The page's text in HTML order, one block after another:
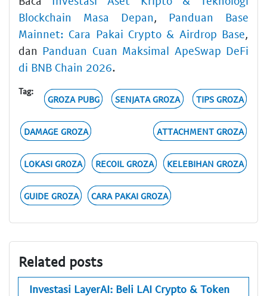
Blockchain Masa Depan, Panduan Base
Mainnet: Cara Pakai Crypto & Airdrop Base,
dan Panduan Cuan Maksimal ApeSwap DeFi
di BNB Chain 2026.
Tag:
GROZA PUBG SENJATA GROZA TIPS GROZA
DAMAGE GROZA ATTACHMENT GROZA
LOKASI GROZA RECOIL GROZA KELEBIHAN GROZA
GUIDE GROZA CARA PAKAI GROZA
Related posts
Investasi LayerAI: Beli LAI Crypto & Token